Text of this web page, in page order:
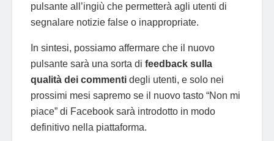
pulsante all’ingiù che permetterà agli utenti di
segnalare notizie false o inappropriate.
In sintesi, possiamo affermare che il nuovo
pulsante sarà una sorta di feedback sulla
qualità dei commenti degli utenti, e solo nei
prossimi mesi sapremo se il nuovo tasto “Non mi
piace” di Facebook sarà introdotto in modo
definitivo nella piattaforma.